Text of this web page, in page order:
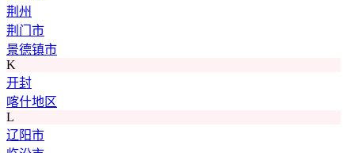
荆州
荆门市
景德镇市
K
开封
喀什地区
L
辽阳市